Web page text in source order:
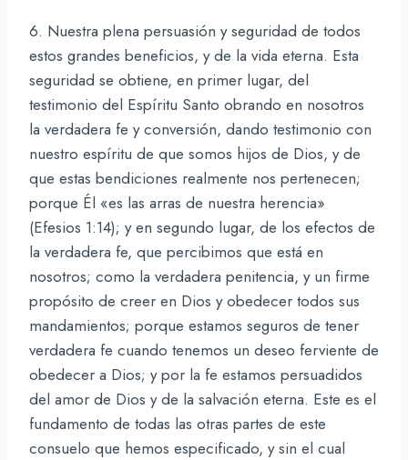
6. Nuestra plena persuasión y seguridad de todos
estos grandes beneficios, y de la vida eterna. Esta
seguridad se obtiene, en primer lugar, del
testimonio del Espíritu Santo obrando en nosotros
la verdadera fe y conversión, dando testimonio con
nuestro espíritu de que somos hijos de Dios, y de
que estas bendiciones realmente nos pertenecen;
porque Él «es las arras de nuestra herencia»
(Efesios 1:14); y en segundo lugar, de los efectos de
la verdadera fe, que percibimos que está en
nosotros; como la verdadera penitencia, y un firme
propósito de creer en Dios y obedecer todos sus
mandamientos; porque estamos seguros de tener
verdadera fe cuando tenemos un deseo ferviente de
obedecer a Dios; y por la fe estamos persuadidos
del amor de Dios y de la salvación eterna. Este es el
fundamento de todas las otras partes de este
consuelo que hemos especificado, y sin el cual